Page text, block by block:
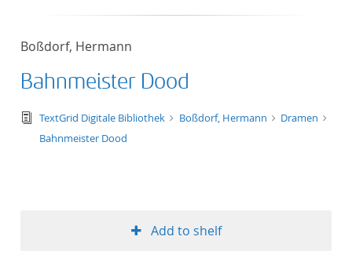
Boßdorf, Hermann
Bahnmeister Dood
text/tg.edition+tg.aggregation+xml
TextGrid Digitale Bibliothek Boßdorf, Hermann
Dramen
Bahnmeister Dood
Add to shelf